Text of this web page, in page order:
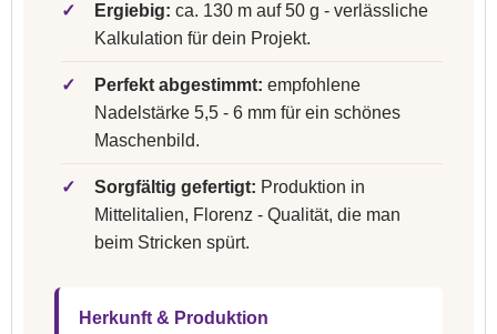
✓ Ergiebig: ca. 130 m auf 50 g - verlässliche
Kalkulation für dein Projekt.
✓ Perfekt abgestimmt: empfohlene
Nadelstärke 5,5 - 6 mm für ein schönes
Maschenbild.
✓ Sorgfältig gefertigt: Produktion in
Mittelitalien, Florenz - Qualität, die man
beim Stricken spürt.
Herkunft & Produktion